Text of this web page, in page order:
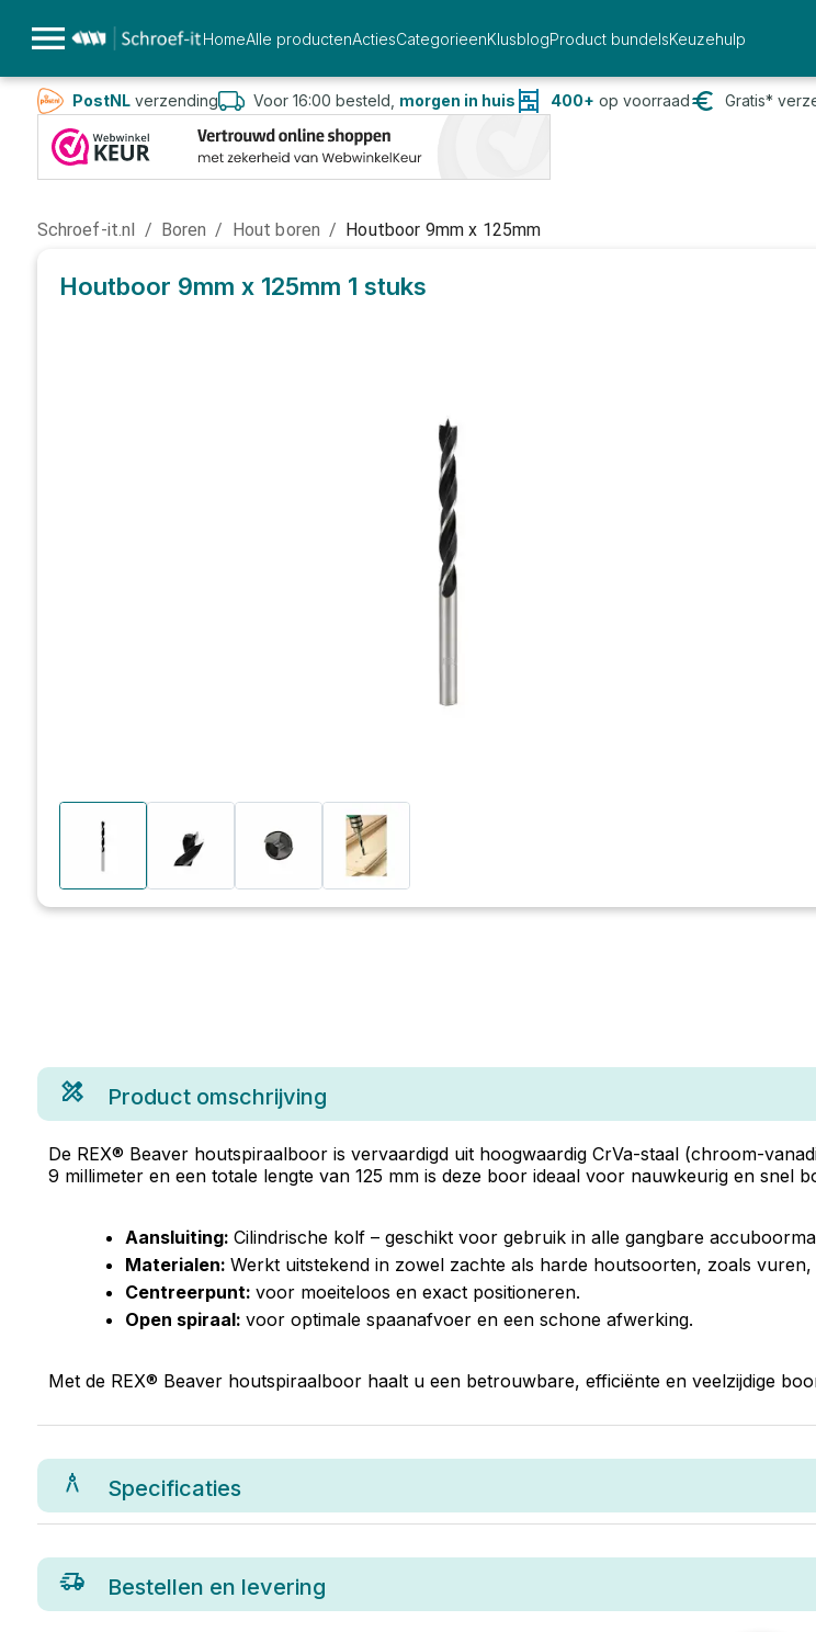
HomeAlle productenActiesCategorieenKlusblogProduct bundelsKeuzehulp
PostNLverzending Voor 16:00 besteld, morgen in huis 400+ op voorraad Gratis*
Schroef-it.nl / Boren / Hout boren / Houtboor 9mm x 125mm
Houtboor 9mm x 125mm 1 stuks
Product omschrijving
De REX® Beaver houtspiraalboor is vervaardigd uit hoogwaardig CrVa-staal (chroom-
9 millimeter en een totale lengte van 125 mm is deze boor ideaal voor nauwkeurig en snel
Aansluiting: Cilindrische kolf – geschikt voor gebruik in alle gangbare
Materialen: Werkt uitstekend in zowel zachte als harde houtsoorten, zoals
Centreerpunt: voor moeiteloos en exact positioneren.
Open spiraal: voor optimale spaanafvoer en een schone afwerking.
Met de REX® Beaver houtspiraalboor haalt u een betrouwbare, efficiënte en veelzijdige
Specificaties
Bestellen en levering